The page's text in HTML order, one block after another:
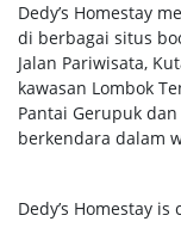
Dedy’s Homestay
di berbagai situs
Jalan Pariwisata,
kawasan Lombok
Pantai Gerupuk
berkendara dalam
Dedy’s Homestay